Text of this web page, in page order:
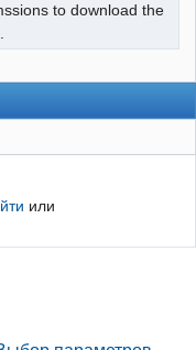
to download the
или